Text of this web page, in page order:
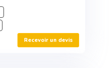
Recevoir un devis